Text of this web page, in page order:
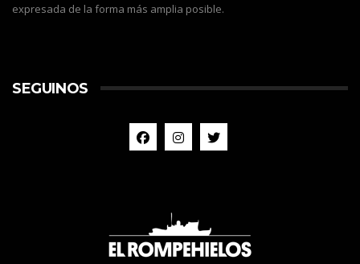
expresada de la forma más amplia posible.
SEGUINOS